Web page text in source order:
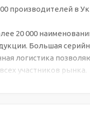
производителей в
20 000
Большая
логистика
участников рынка.